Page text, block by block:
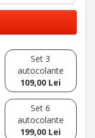
Set 3
autocolante
109,00 Lei
Set 6
autocolante
199,00 Lei